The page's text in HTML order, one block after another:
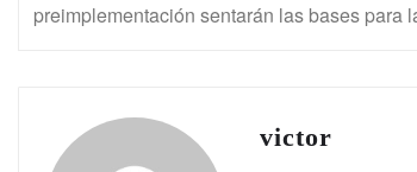
preimplementación sentarán las bases para
victor